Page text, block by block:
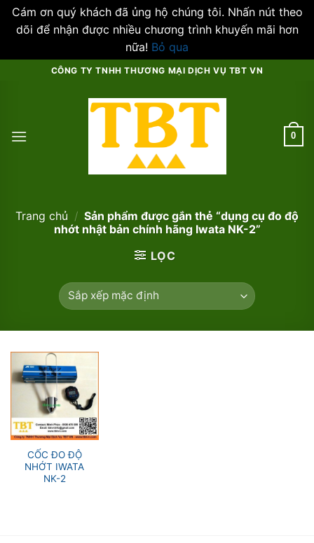
Cám ơn quý khách đã ủng hộ chúng tôi. Nhấn nút theo
dõi để nhận được nhiều chương trình khuyến mãi hơn
nữa! Bỏ qua
CÔNG TY TNHH THƯƠNG MẠI DỊCH VỤ TBT VN
0
Trang chủ / Sản phẩm được gắn thẻ “dụng cụ đo độ
nhớt nhật bản chính hãng Iwata NK-2”
LỌC
CỐC ĐO ĐỘ
NHỚT IWATA
NK-2